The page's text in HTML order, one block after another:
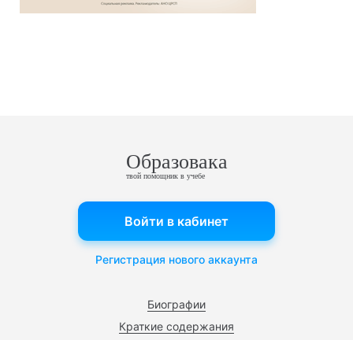
Образовака
твой помощник в учебе
Биографии
Краткие содержания
Войти в кабинет
Регистрация нового аккаунта